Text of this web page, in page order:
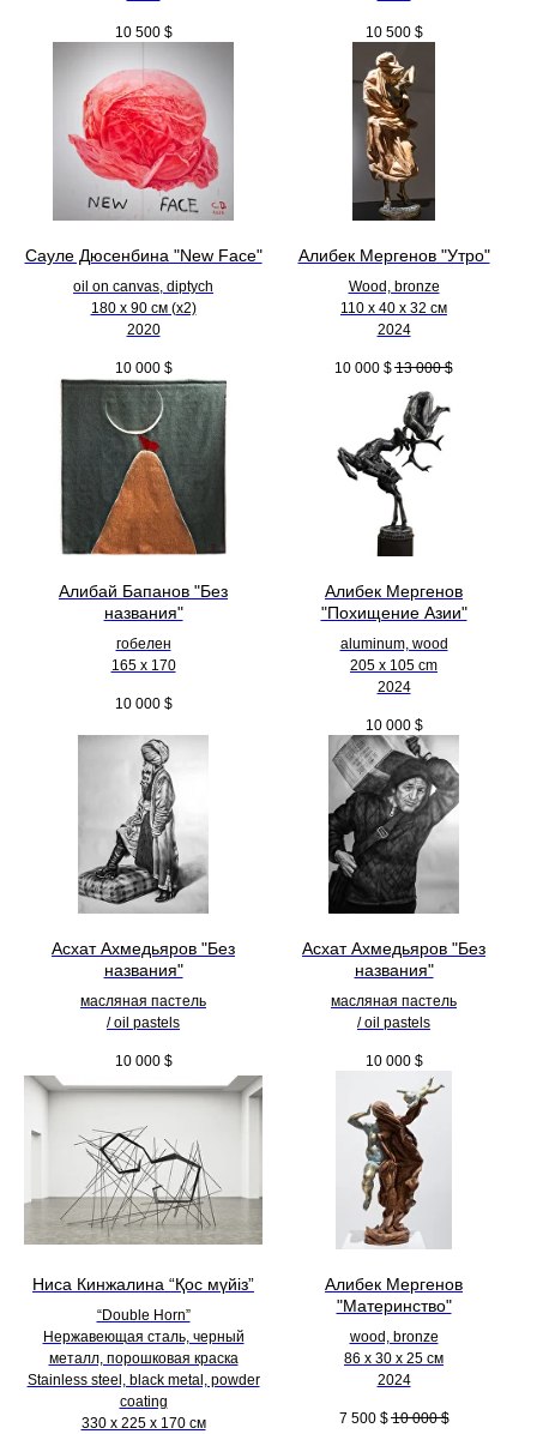
10 500 $ 10 500 $
Сауле Дюсенбина "New Face"
oil on canvas, diptych
180 x 90 см (х2)
2020
10 000 $
Алибек Мергенов "Утро"
Wood, bronze
110 х 40 х 32 см
2024
10 000 $ 13 000 $
Алибай Бапанов "Без
названия"
гобелен
165 x 170
10 000 $
Алибек Мергенов
"Похищение Азии"
aluminum, wood
205 х 105 cm
2024
10 000 $
Асхат Ахмедьяров "Без
названия"
масляная пастель
/ oil pastels
10 000 $
Асхат Ахмедьяров "Без
названия"
масляная пастель
/ oil pastels
10 000 $
Ниса Кинжалина “Қос мүйіз”
“Double Horn”
Нержавеющая сталь, черный
металл, порошковая краска
Stainless steel, black metal, powder
coating
330 х 225 х 170 см
Алибек Мергенов
"Материнство"
wood, bronze
86 х 30 х 25 см
2024
7 500 $ 10 000 $